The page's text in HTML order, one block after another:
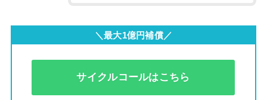
＼最大1億円補償／
サイクルコールはこちら